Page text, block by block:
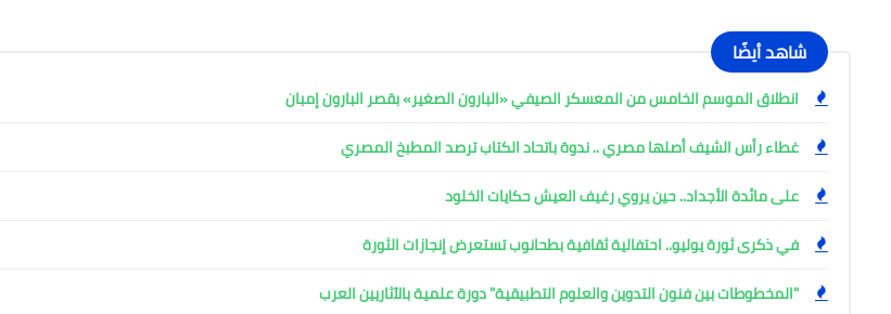
شاهد أيضًا
انطلاق الموسم الخامس من المعسكر الصيفي «البارون الصغير» بقصر البارون إمبان
غطاء رأس الشيف أصلها مصري .. ندوة باتحاد الكتاب ترصد المطبخ المصري
على مائدة الأجداد.. حين يروي رغيف العيش حكايات الخلود
في ذكرى ثورة يوليو.. احتفالية ثقافية بطحانوب تستعرض إنجازات الثورة
"المخطوطات بين فنون التدوين والعلوم التطبيقية" دورة علمية بالآثاريين العرب